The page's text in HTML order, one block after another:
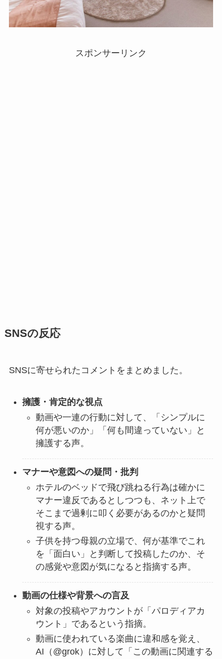
スポンサーリンク
SNSの反応
SNSに寄せられたコメントをまとめました。
擁護・肯定的な視点
動画や一連の行動に対して、「シンプルに
何が悪いのか」「何も間違っていない」と
擁護する声。
マナーや意図への疑問・批判
ホテルのベッドで飛び跳ねる行為は確かに
マナー違反であるとしつつも、ネット上で
そこまで過剰に叩く必要があるのかと疑問
視する声。
子供を持つ母親の立場で、何が基準でこれ
を「面白い」と判断して投稿したのか、そ
の感覚や意図が気になると指摘する声。
動画の仕様や背景への言及
対象の投稿やアカウントが「パロディアカ
ウント」であるという指摘。
動画に使われている楽曲に違和感を覚え、
AI（@grok）に対して「この動画に関連する